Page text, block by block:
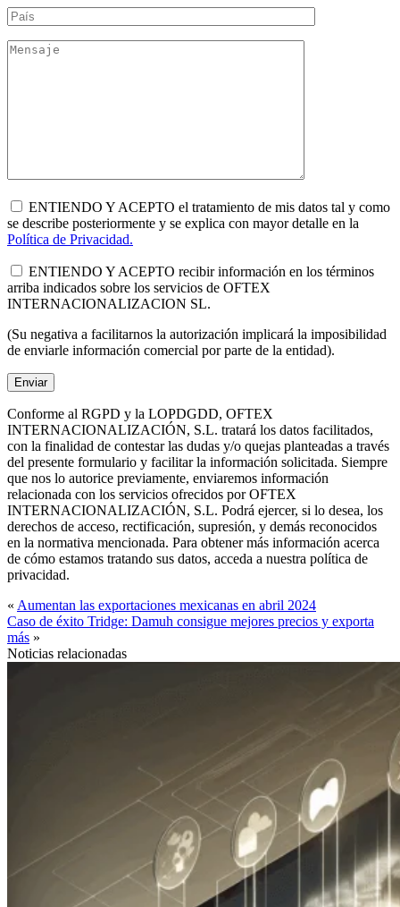
ENTIENDO Y ACEPTO el tratamiento de mis datos tal y como
se describe posteriormente y se explica con mayor detalle en la
Política de Privacidad.
ENTIENDO Y ACEPTO recibir información en los términos
arriba indicados sobre los servicios de OFTEX
INTERNACIONALIZACION SL.
(Su negativa a facilitarnos la autorización implicará la imposibilidad
de enviarle información comercial por parte de la entidad).
Conforme al RGPD y la LOPDGDD, OFTEX
INTERNACIONALIZACIÓN, S.L. tratará los datos facilitados,
con la finalidad de contestar las dudas y/o quejas planteadas a través
del presente formulario y facilitar la información solicitada. Siempre
que nos lo autorice previamente, enviaremos información
relacionada con los servicios ofrecidos por OFTEX
INTERNACIONALIZACIÓN, S.L. Podrá ejercer, si lo desea, los
derechos de acceso, rectificación, supresión, y demás reconocidos
en la normativa mencionada. Para obtener más información acerca
de cómo estamos tratando sus datos, acceda a nuestra política de
privacidad.
« Aumentan las exportaciones mexicanas en abril 2024
Caso de éxito Tridge: Damuh consigue mejores precios y exporta
más »
Noticias relacionadas